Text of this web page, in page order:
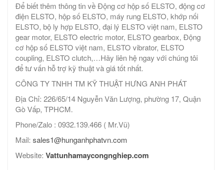
Để biết thêm thông tin về Động cơ hộp số ELSTO, động cơ
điện ELSTO, hộp số ELSTO, máy rung ELSTO, khớp nối
ELSTO, bộ ly hợp ELSTO, đại lý ELSTO việt nam, ELSTO
gear motor, ELSTO electric motor, ELSTO gearbox, Động
cơ hộp số ELSTO việt nam, ELSTO vibrator, ELSTO
coupling, ELSTO clutch,…Hãy liên hệ ngay với chúng tôi
để tư vấn hỗ trợ kỹ thuật và giá tốt nhất.
CÔNG TY TNHH TM KỸ THUẬT HƯNG ANH PHÁT
Địa Chỉ: 226/65/14 Nguyễn Văn Lượng, phường 17, Quận
Gò Vấp, TPHCM.
Phone/Zalo : 0932.139.466 ( Mr.Vũ)
Mail: sales1@hunganhphatvn.com
Website: Vattunhamaycongnghiep.com